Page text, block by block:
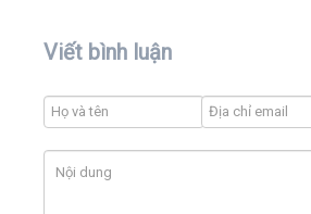
Viết bình luận